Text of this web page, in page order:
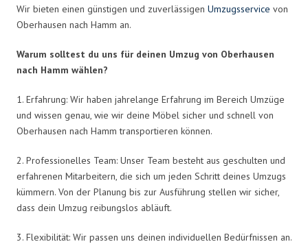
Wir bieten einen günstigen und zuverlässigen Umzugsservice von
Oberhausen nach Hamm an.
Warum solltest du uns für deinen Umzug von Oberhausen
nach Hamm wählen?
1. Erfahrung: Wir haben jahrelange Erfahrung im Bereich Umzüge
und wissen genau, wie wir deine Möbel sicher und schnell von
Oberhausen nach Hamm transportieren können.
2. Professionelles Team: Unser Team besteht aus geschulten und
erfahrenen Mitarbeitern, die sich um jeden Schritt deines Umzugs
kümmern. Von der Planung bis zur Ausführung stellen wir sicher,
dass dein Umzug reibungslos abläuft.
3. Flexibilität: Wir passen uns deinen individuellen Bedürfnissen an.